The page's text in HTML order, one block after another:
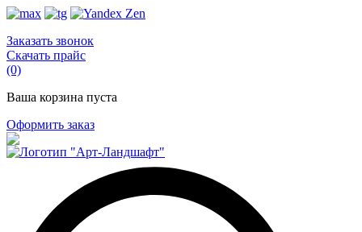
Заказать звонок
Скачать прайс
(0)
Ваша корзина пуста
Оформить заказ